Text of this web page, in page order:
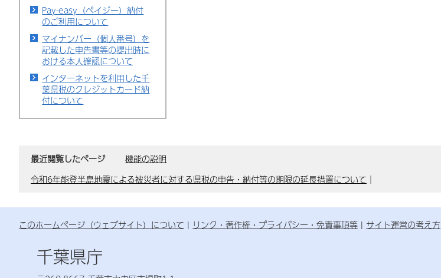
Pay-easy（ペイジー）納付
のご利用について
マイナンバー（個人番号）を
記載した申告書等の提出時に
おける本人確認について
インターネットを利用した千
葉県税のクレジットカード納
付について
最近閲覧したページ
機能の説明
令和6年能登半島地震による被災者に対する県税の申告・納付等の期限の延長措置について ｜
このホームページ（ウェブサイト）について リンク・著作権・プライバシー・免責事項等 サイト運営の考え方
千葉県庁